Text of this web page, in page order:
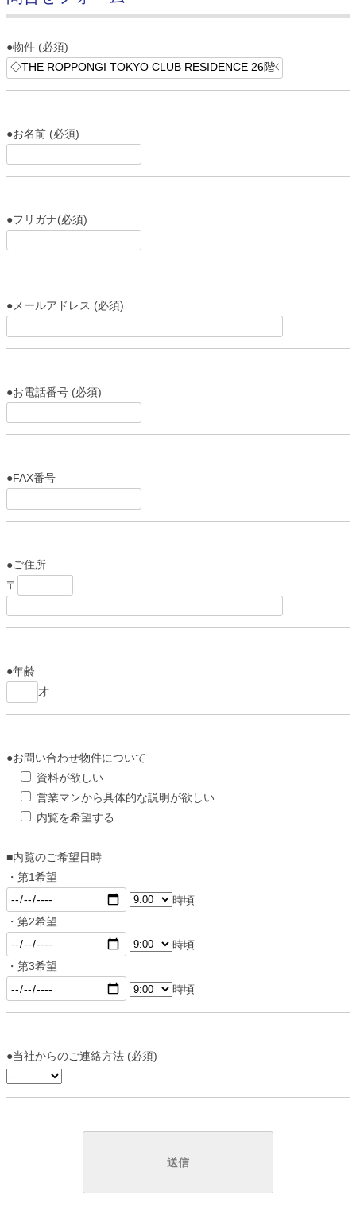
●物件 (必須)
●お名前 (必須)
●フリガナ(必須)
●メールアドレス (必須)
●お電話番号 (必須)
●FAX番号
●ご住所
〒
●年齢
才
●お問い合わせ物件について
資料が欲しい
営業マンから具体的な説明が欲しい
内覧を希望する
■内覧のご希望日時
・第1希望
時頃
・第2希望
時頃
・第3希望
時頃
●当社からのご連絡方法 (必須)